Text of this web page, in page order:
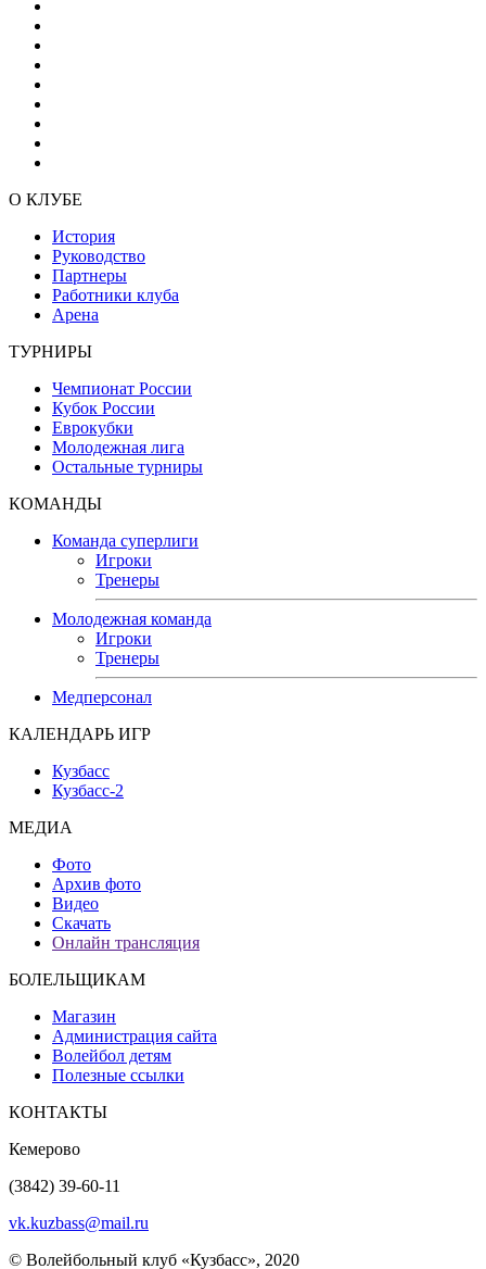
О КЛУБЕ
История
Руководство
Партнеры
Работники клуба
Арена
ТУРНИРЫ
Чемпионат России
Кубок России
Еврокубки
Молодежная лига
Остальные турниры
КОМАНДЫ
Команда суперлиги
Игроки
Тренеры
Молодежная команда
Игроки
Тренеры
Медперсонал
КАЛЕНДАРЬ ИГР
Кузбасс
Кузбасс-2
МЕДИА
Фото
Архив фото
Видео
Скачать
Онлайн трансляция
БОЛЕЛЬЩИКАМ
Магазин
Администрация сайта
Волейбол детям
Полезные ссылки
КОНТАКТЫ
Кемерово
(3842) 39-60-11
vk.kuzbass@mail.ru
© Волейбольный клуб «Кузбасс», 2020